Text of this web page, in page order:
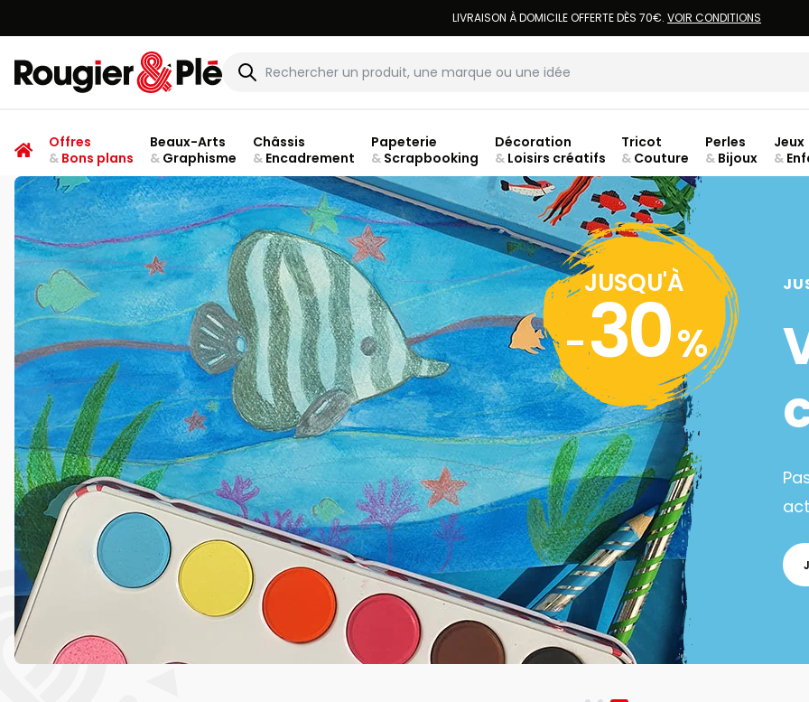
LIVRAISON À DOMICILE OFFERTE DÈS 70€. VOIR CONDITIONS
Rougier & Plé
Offres
&Bons plans
Beaux-Arts
&Graphisme
Châssis
&Encadrement
Papeterie
&Scrapbooking
Décoration
&Loisirs créatifs
Tricot
& Couture
Perles
& Bijoux
Jeux
&
JUSQU'À
-30%